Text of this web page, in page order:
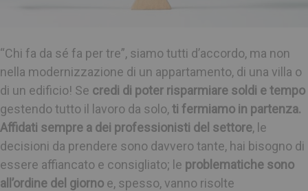
“Chi fa da sé fa per tre”, siamo tutti d’accordo, ma non
nella modernizzazione di un appartamento, di una villa o
di un edificio! Se credi di poter risparmiare soldi e tempo
gestendo tutto il lavoro da solo,ti fermiamo in partenza.
Affidati sempre a dei professionisti del settore, le
decisioni da prendere sono davvero tante, hai bisogno di
essere affiancato e consigliato; le problematiche sono
all’ordine del giorno e, spesso, vanno risolte